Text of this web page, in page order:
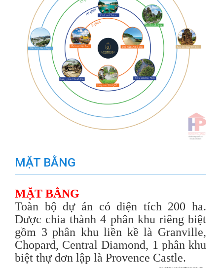
MẶT BẰNG
MẶT BẰNG
Toàn bộ dự án có diện tích 200 ha.
Được chia thành 4 phân khu riêng biệt
gồm 3 phân khu liền kề là Granville,
Chopard, Central Diamond, 1 phân khu
biệt thự đơn lập là Provence Castle.